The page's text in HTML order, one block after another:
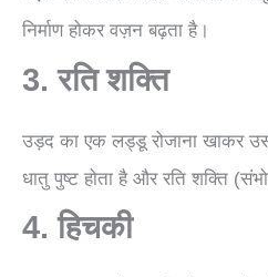
निर्माण होकर वज़न बढ़ता है।
3. रति शक्ति
उड़द का एक लड्डू रोजाना खाकर
धातु पुष्ट होता है और रति शक्ति
4. हिचकी